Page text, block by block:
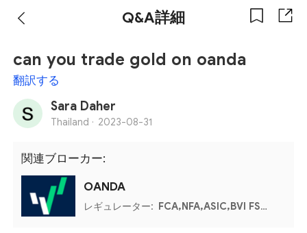
Q&A詳細
can you trade gold on oanda
翻訳する
Sara Daher
Thailand · 2023-08-31
関連ブローカー:
OANDA
レギュレーター: FCA,NFA,ASIC,BVI FSC,IIROC,MFSA